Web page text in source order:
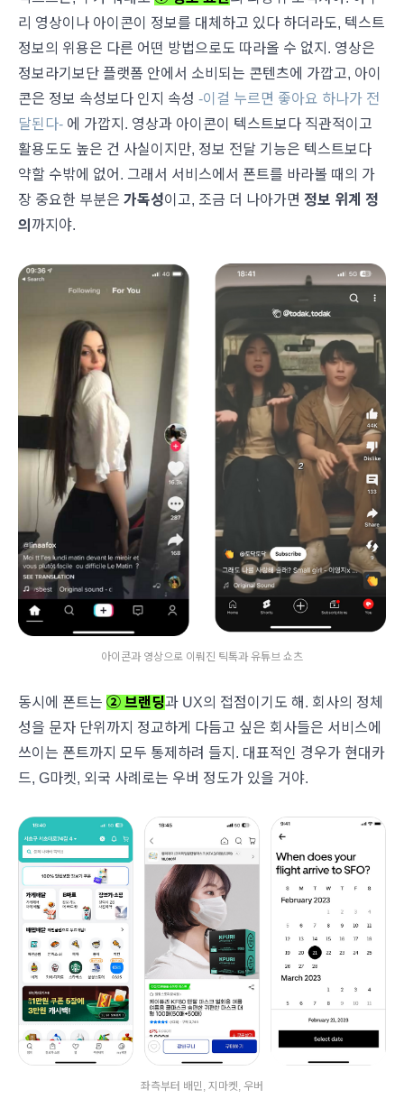
리 영상이나 아이콘이 정보를 대체하고 있다 하더라도, 텍스트
정보의 위용은 다른 어떤 방법으로도 따라올 수 없지. 영상은
정보라기보단 플랫폼 안에서 소비되는 콘텐츠에 가깝고, 아이
콘은 정보 속성보다 인지 속성 -이걸 누르면 좋아요 하나가 전
달된다- 에 가깝지. 영상과 아이콘이 텍스트보다 직관적이고
활용도도 높은 건 사실이지만, 정보 전달 기능은 텍스트보다
약할 수밖에 없어. 그래서 서비스에서 폰트를 바라볼 때의 가
장 중요한 부분은 가독성이고, 조금 더 나아가면 정보 위계 정
의 까지야.
아이콘과 영상으로 이뤄진 틱톡과 유튜브 쇼츠
동시에 폰트는 ② 브랜딩과 UX의 접점이기도 해. 회사의 정체
성을 문자 단위까지 정교하게 다듬고 싶은 회사들은 서비스에
쓰이는 폰트까지 모두 통제하려 들지. 대표적인 경우가 현대카
드, G마켓, 외국 사례로는 우버 정도가 있을 거야.
좌측부터 배민, 지마켓, 우버